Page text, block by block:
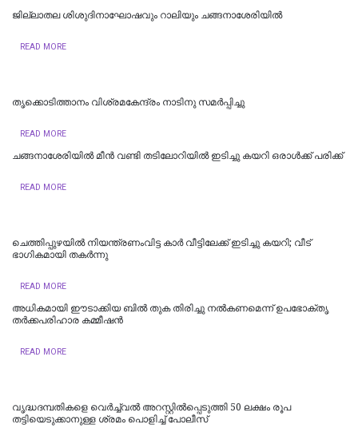
ജില്ലാതല ശിശുദിനാഘോഷവും റാലിയും ചങ്ങനാശേരിയില്‍
READ MORE
തൃക്കൊടിത്താനം വിശ്രമകേന്ദ്രം നാടിനു സമർപ്പിച്ചു
READ MORE
ചങ്ങനാശേരിയില്‍ മീന്‍ വണ്ടി തടിലോറിയില്‍ ഇടിച്ചു കയറി ഒരാള്‍ക്ക് പരിക്ക്
READ MORE
ചെത്തിപ്പുഴയിൽ നിയന്ത്രണംവിട്ട കാർ വീട്ടിലേക്ക് ഇടിച്ചു കയറി; വീട്
ഭാഗികമായി തകർന്നു
READ MORE
അധികമായി ഈടാക്കിയ ബിൽ തുക തിരിച്ചു നൽകണമെന്ന് ഉപഭോക്തൃ
തർക്കപരിഹാര കമ്മീഷൻ
READ MORE
വൃദ്ധദമ്പതികളെ വെർച്ച്വൽ അറസ്റ്റിൽപ്പെടുത്തി 50 ലക്ഷം രൂപ
തട്ടിയെടുക്കാനുള്ള ശ്രമം പൊളിച്ച് പോലീസ്